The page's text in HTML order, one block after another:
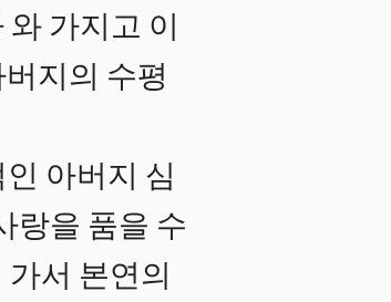
가지고 이
지의 수평
아버지 심
랑을 품을 수
서 본연의